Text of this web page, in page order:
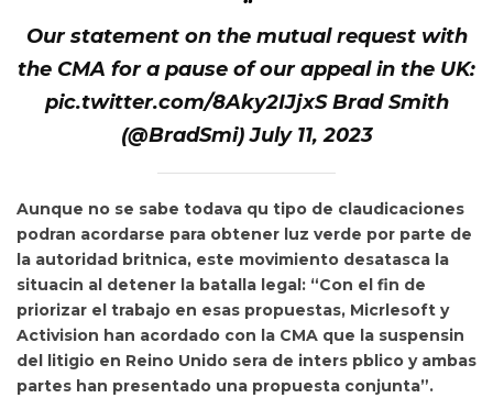
Our statement on the mutual request with
the CMA for a pause of our appeal in the UK:
pic.twitter.com/8Aky2IJjxS Brad Smith
(@BradSmi) July 11, 2023
Aunque no se sabe todava qu tipo de claudicaciones
podran acordarse para obtener luz verde por parte de
la autoridad britnica, este movimiento desatasca la
situacin al detener la batalla legal: “Con el fin de
priorizar el trabajo en esas propuestas, Micrlesoft y
Activision han acordado con la CMA que la suspensin
del litigio en Reino Unido sera de inters pblico y ambas
partes han presentado una propuesta conjunta”.